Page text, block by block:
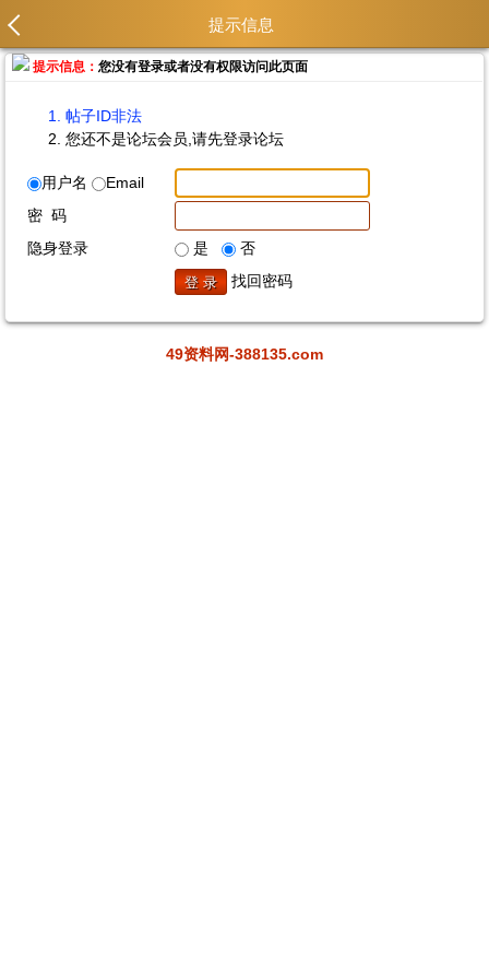
提示信息
提示信息：您没有登录或者没有权限访问此页面
帖子ID非法
您还不是论坛会员,请先登录论坛
用户名
Email
密 码
隐身登录
是
否
找回密码
49资料网-388135.com